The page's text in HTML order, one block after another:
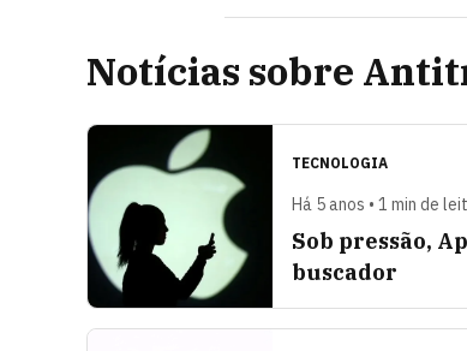
Notícias sobre
TECNOLOGIA
Há 5 anos • 1 min de
Sob pressão,
buscador